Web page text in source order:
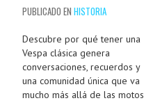
PUBLICADO EN HISTORIA
Descubre por qué tener una
Vespa clásica genera
conversaciones, recuerdos y
una comunidad única que va
mucho más allá de las motos